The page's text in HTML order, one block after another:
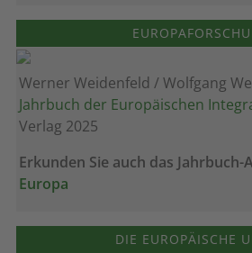
Werner Weidenfeld / Wolfgang
Jahrbuch der Europäischen
Verlag 2025
Erkunden Sie auch das Jahrbuch-
Europa
DIE EUROPÄISCHE